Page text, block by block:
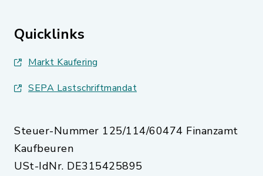
Quicklinks
Markt Kaufering
SEPA Lastschriftmandat
Steuer-Nummer 125/114/60474 Finanzamt
Kaufbeuren
USt-IdNr. DE315425895